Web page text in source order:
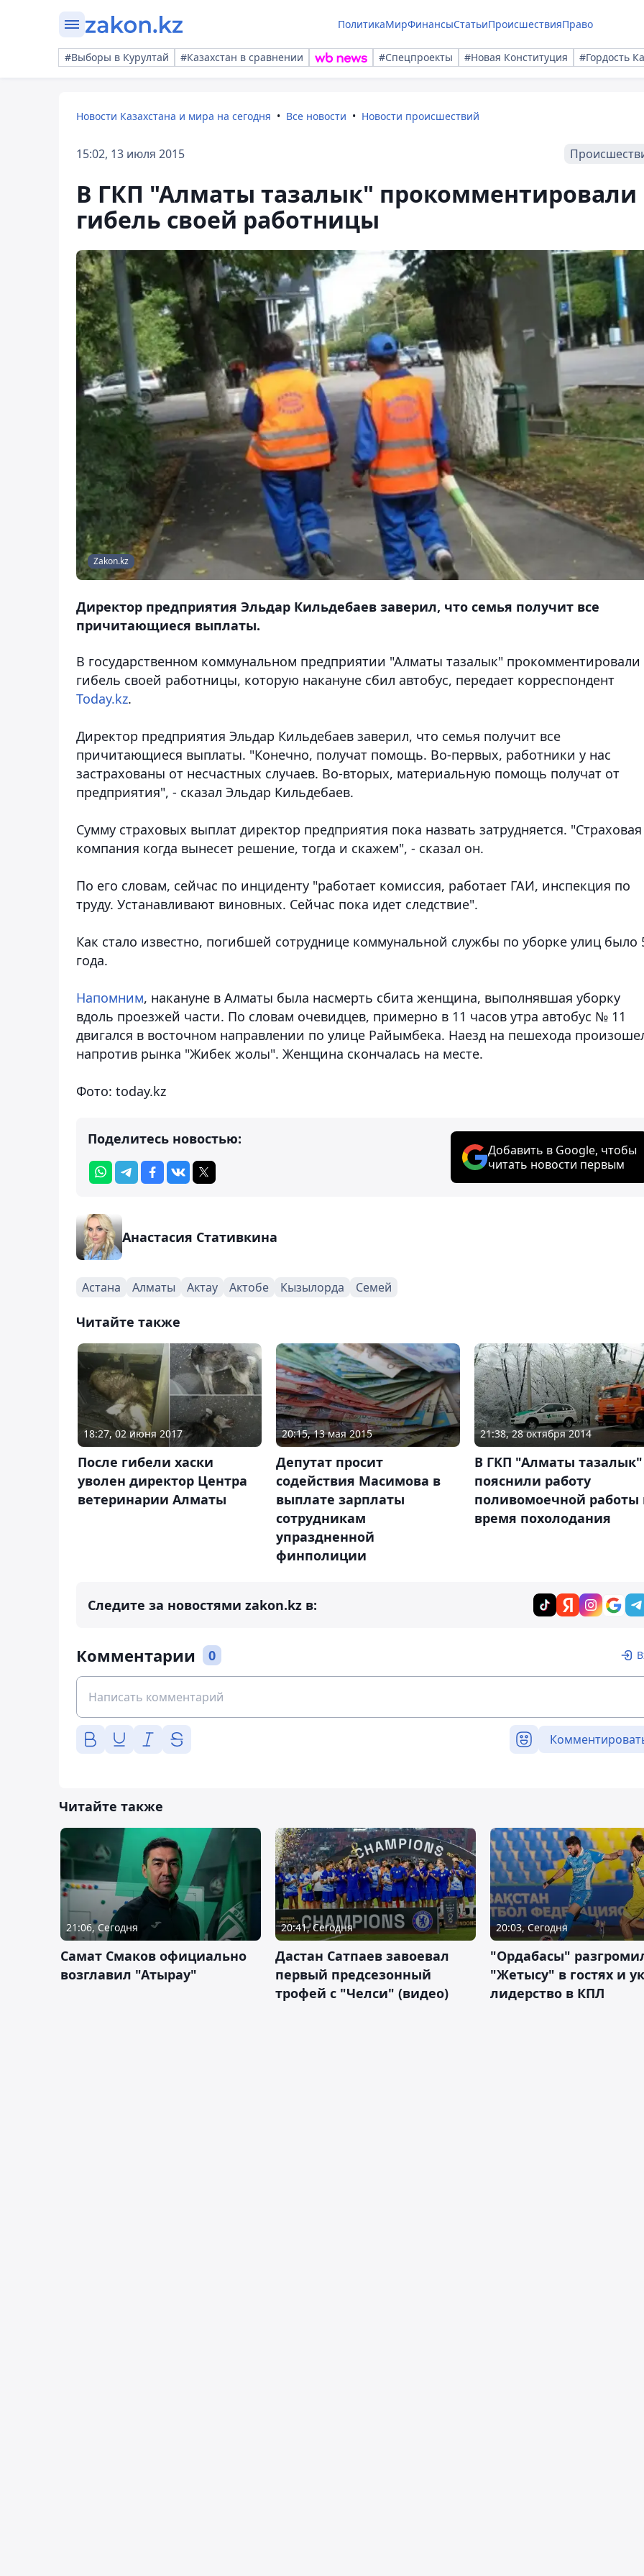
ПолитикаМирФинансыСтатьиПроисшествияПраво
#Выборы в Курултай #Казахстан в сравнении #Спецпроекты #Новая Конституция #Гордость
Новости Казахстана и мира на сегодня Все новости Новости происшествий
15:02, 13 июля 2015
В ГКП "Алматы тазалык" прокомментировали
гибель своей работницы
Zakon.kz
Директор предприятия Эльдар Кильдебаев заверил, что семья получит все
причитающиеся выплаты.
В государственном коммунальном предприятии "Алматы тазалык" прокомментировали
гибель своей работницы, которую накануне сбил автобус, передает корреспондент
Today.kz.
Директор предприятия Эльдар Кильдебаев заверил, что семья получит все
причитающиеся выплаты. "Конечно, получат помощь. Во-первых, работники у нас
застрахованы от несчастных случаев. Во-вторых, материальную помощь получат от
предприятия", - сказал Эльдар Кильдебаев.
Сумму страховых выплат директор предприятия пока назвать затрудняется. "Страховая
компания когда вынесет решение, тогда и скажем", - сказал он.
По его словам, сейчас по инциденту "работает комиссия, работает ГАИ, инспекция по
труду. Устанавливают виновных. Сейчас пока идет следствие".
Как стало известно, погибшей сотруднице коммунальной службы по уборке улиц было
года.
Напомним, накануне в Алматы была насмерть сбита женщина, выполнявшая уборку
вдоль проезжей части. По словам очевидцев, примерно в 11 часов утра автобус № 11
двигался в восточном направлении по улице Райымбека. Наезд на пешехода
напротив рынка "Жибек жолы". Женщина скончалась на месте.
Фото: today.kz
Поделитесь новостью:
Добавить в Google, чтобы
читать новости первым
Анастасия Стативкина
Астана Алматы Актау Актобе Кызылорда Семей
Читайте также
18:27, 02 июня 2017
После гибели хаски
уволен директор Центра
ветеринарии Алматы
20:15, 13 мая 2015
Депутат просит
содействия Масимова в
выплате зарплаты
сотрудникам
упраздненной
финполиции
21:38, 28 октября 2014
В ГКП "Алматы тазалык"
пояснили работу
поливомоечной работы
время похолодания
Следите за новостями zakon.kz в:
Комментарии 0
Читайте также
21:06, Сегодня
Самат Смаков официально
возглавил "Атырау"
20:41, Сегодня
Дастан Сатпаев завоевал
первый предсезонный
трофей с "Челси" (видео)
20:03, Сегодня
"Ордабасы"
"Жетысу" в гостях и
лидерство в КПЛ